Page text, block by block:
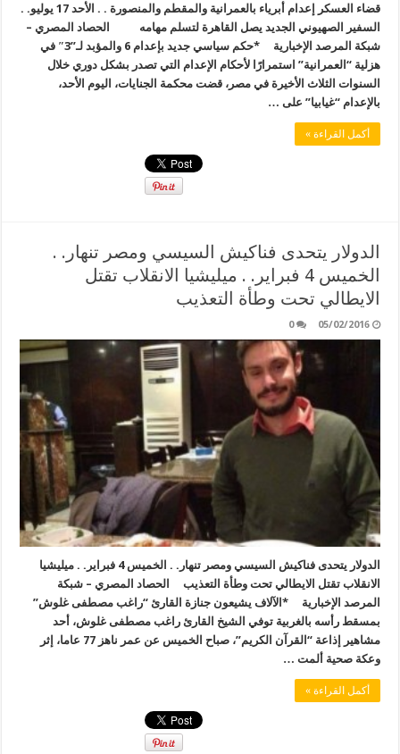
قضاء العسكر إعدام أبرياء بالعمرانية والمقطم والمنصورة . . الأحد 17 يوليو. .
السفير الصهيوني الجديد يصل القاهرة لتسلم مهامه الحصاد المصري –
شبكة المرصد الإخبارية *حكم سياسي جديد بإعدام 6 والمؤبد لـ”3″ في
هزلية “العمرانية” استمرارًا لأحكام الإعدام التي تصدر بشكل دوري خلال
السنوات الثلاث الأخيرة في مصر، قضت محكمة الجنايات، اليوم الأحد،
بالإعدام “غيابيا” على …
أكمل القراءة »
الدولار يتحدى فناكيش السيسي ومصر تنهار. .
الخميس 4 فبراير. . ميليشيا الانقلاب تقتل
الايطالي تحت وطأة التعذيب
05/02/2016
0
الدولار يتحدى فناكيش السيسي ومصر تنهار. . الخميس 4 فبراير. . ميليشيا
الانقلاب تقتل الايطالي تحت وطأة التعذيب الحصاد المصري – شبكة
المرصد الإخبارية *الآلاف يشيعون جنازة القارئ “راغب مصطفى غلوش”
بمسقط رأسه بالغربية توفي الشيخ القارئ راغب مصطفى غلوش، أحد
مشاهير إذاعة “القرآن الكريم”، صباح الخميس عن عمر ناهز 77 عاما، إثر
وعكة صحية ألمت …
أكمل القراءة »